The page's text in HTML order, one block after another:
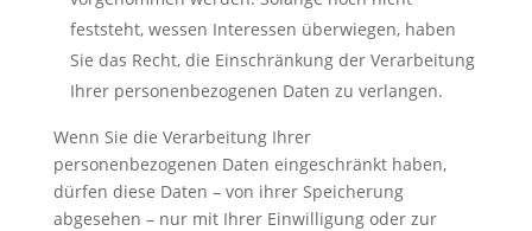
feststeht, wessen Interessen überwiegen, haben
Sie das Recht, die Einschränkung der Verarbeitung
Ihrer personenbezogenen Daten zu verlangen.
Wenn Sie die Verarbeitung Ihrer
personenbezogenen Daten eingeschränkt haben,
dürfen diese Daten – von ihrer Speicherung
abgesehen – nur mit Ihrer Einwilligung oder zur